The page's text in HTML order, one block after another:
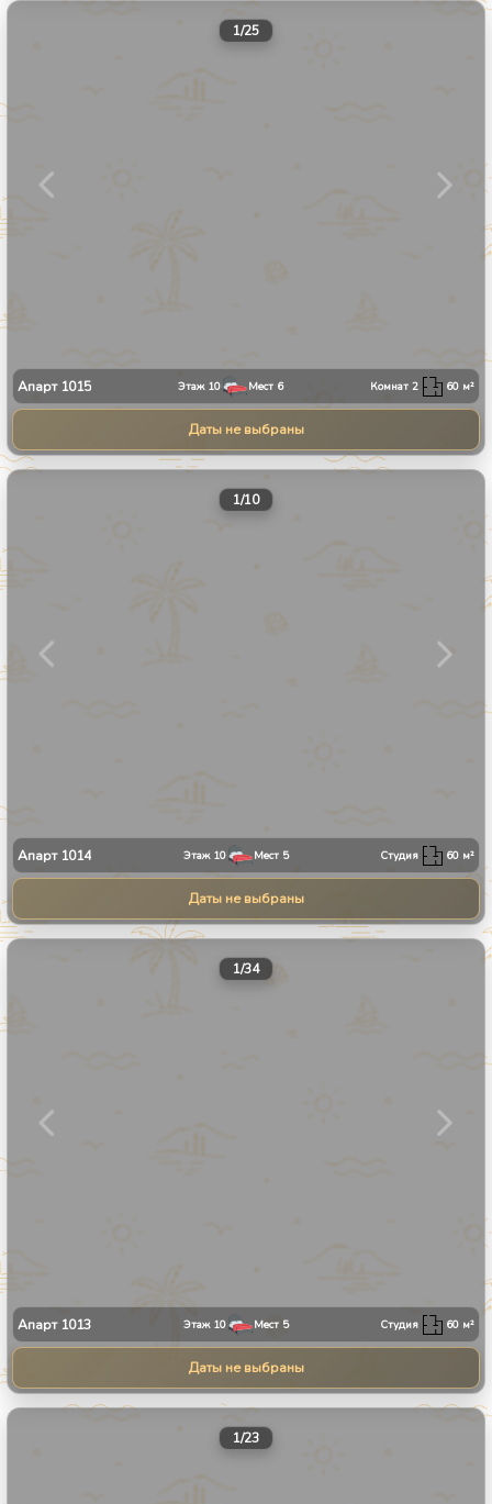
1/25
Апарт 1015 Этаж 10 Мест 6 Комнат2 60 м²
Даты не выбраны
1/10
Апарт 1014 Этаж 10 Мест 5 Студия 60 м²
Даты не выбраны
1/34
Апарт 1013 Этаж 10 Мест 5 Студия 60 м²
Даты не выбраны
1/23